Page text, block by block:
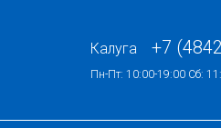
Калуга +7
Пн-Пт: 10:00-19:00 Сб: